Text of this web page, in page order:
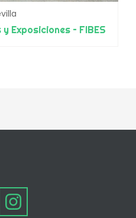
Exposiciones – FIBES